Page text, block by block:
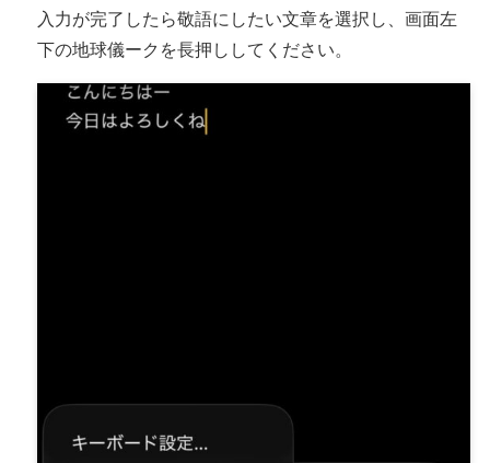
入力が完了したら敬語にしたい文章を選択し、画面左
下の地球儀ークを長押ししてください。